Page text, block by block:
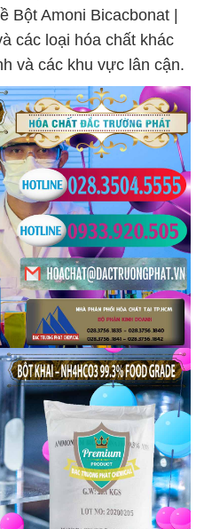
Bột Amoni Bicacbonat |
các loại hóa chất khác
và các khu vực lân cận.